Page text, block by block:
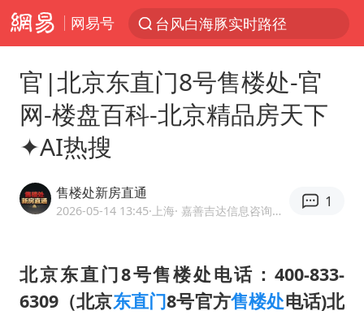
网易号
中医教你一招提升气血
百花奖开幕式
日本试射“战斧”导弹，国防部回应
官|北京东直门8号售楼处-官
网-楼盘百科-北京精品房天下
✦AI热搜
售楼处新房直通
2026-05-14 13:45·上海 · 嘉善吉达信息咨询服务部官方企业号
1
北京东直门8号售楼处电话：400-833-
6309（北京东直门8号官方售楼处电话)北